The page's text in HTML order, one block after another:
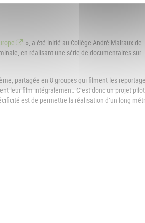
», a été initié au Collège André Malraux de
en réalisant une série de documentaires sur
partagée en 8 groupes qui filment les
leur film intégralement. C’est donc un projet
est de permettre la réalisation d’un long